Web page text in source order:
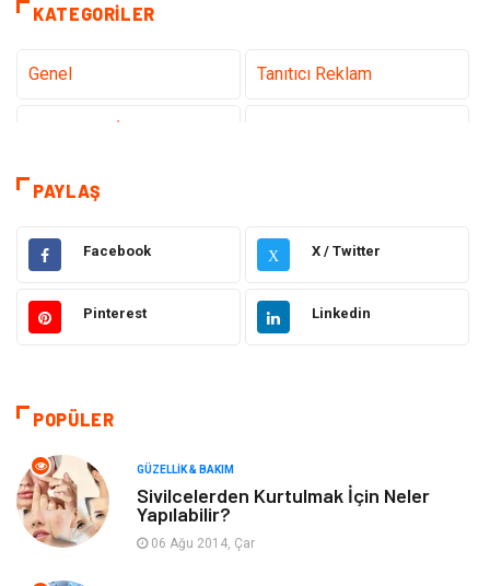
KATEGORILER
Genel Tanıtıcı Reklam
Teknoloji & İnternet
Eğitim & Kariyer
Gündem Hukuk
Moda Sağlıklı Yaşam
Bilgisayar & Yazılım
Makine
Giyim
PAYLAŞ
Facebook X X / Twitter
Pinterest Linkedin
POPÜLER
GÜZELLIK & BAKIM
Sivilcelerden Kurtulmak İçin Neler
Yapılabilir?
06 Ağu 2014, Çar